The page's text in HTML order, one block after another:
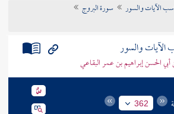
الآيات والسور
سورة البروج
الآيات والسور
الحسن إبراهيم بن عمر البقاعي
362